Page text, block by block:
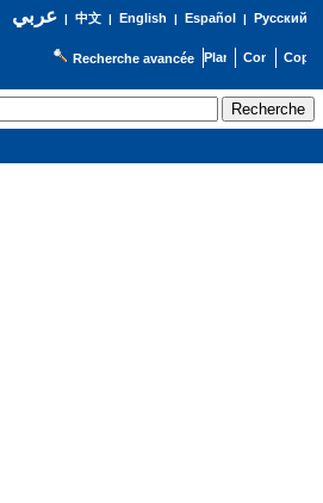
عربي| 中文| English | Español | Русский
Recherche avancée